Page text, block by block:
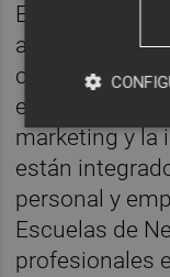
El Club
asociación sin
como objetivo
empresarial
marketing y la
están
personal y
Escuelas de
profesionales